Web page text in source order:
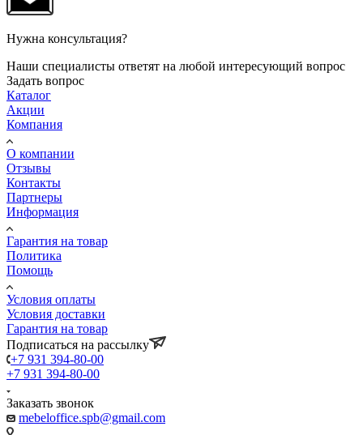
Нужна консультация?
Наши специалисты ответят на любой интересующий вопрос
Задать вопрос
Каталог
Акции
Компания
О компании
Отзывы
Контакты
Партнеры
Информация
Гарантия на товар
Политика
Помощь
Условия оплаты
Условия доставки
Гарантия на товар
Подписаться на рассылку
+7 931 394-80-00
+7 931 394-80-00
Заказать звонок
mebeloffice.spb@gmail.com